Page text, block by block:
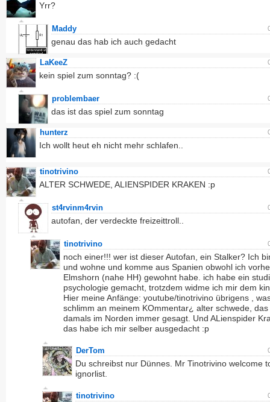
Yrr?
Maddy
genau das hab ich auch gedacht
LaKeeZ
kein spiel zum sonntag? :(
problembaer
das ist das spiel zum sonntag
hunterz
Ich wollt heut eh nicht mehr schlafen..
tinotrivino
ALTER SCHWEDE, ALIENSPIDER KRAKEN :p
st4rvinm4rvin
autofan, der verdeckte freizeittroll..
tinotrivino
noch einer!!! wer ist dieser Autofan, ein Stalker? Ich
und wohne und komme aus Spanien obwohl ich
Elmshorn (nahe HH) gewohnt habe. ich habe ein
psychologie gemacht, trotzdem widme ich mir dem
Hier meine Anfänge: youtube/tinotrivino übrigens ,
schlimm an meinem KOmmentar¿ alter schwede,
damals im Norden immer gesagt. Und ALienspider
das habe ich mir selber ausgedacht :p
DerTom
Du schreibst nur Dünnes. Mr Tinotrivino welcome
ignorlist.
tinotrivino